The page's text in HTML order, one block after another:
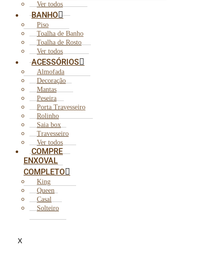
Ver todos
BANHO
Piso
Toalha de Banho
Toalha de Rosto
Ver todos
ACESSÓRIOS
Almofada
Decoração
Mantas
Peseira
Porta Travesseiro
Rolinho
Saia box
Travesseiro
Ver todos
COMPRE
ENXOVAL
COMPLETO
King
Queen
Casal
Solteiro
X